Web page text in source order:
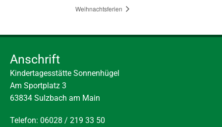
Weihnachtsferien
Anschrift
Kindertagesstätte Sonnenhügel
Am Sportplatz 3
63834 Sulzbach am Main
Telefon: 06028 / 219 33 50